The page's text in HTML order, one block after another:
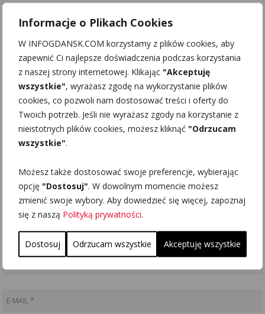
Informacje o Plikach Cookies
W INFOGDANSK.COM korzystamy z plików cookies, aby
zapewnić Ci najlepsze doświadczenia podczas korzystania
z naszej strony internetowej. Klikając "Akceptuję
wszystkie", wyrażasz zgodę na wykorzystanie plików
cookies, co pozwoli nam dostosować treści i oferty do
Twoich potrzeb. Jeśli nie wyrażasz zgody na korzystanie z
nieistotnych plików cookies, możesz kliknąć "Odrzucam
wszystkie".
Możesz także dostosować swoje preferencje, wybierając
opcję "Dostosuj". W dowolnym momencie możesz
zmienić swoje wybory. Aby dowiedzieć się więcej, zapoznaj
się z naszą Polityką prywatności.
Dostosuj Odrzucam wszystkie Akceptuję wszystkie
PODOBNE INFORMACJE
Dwór
Kuźniczki
2 marca, 2017 |
Dwór
Ferberów
14 marca, 2017 |
Dwór Ernsttal
16 lutego, 2017 |
InfoGdansk